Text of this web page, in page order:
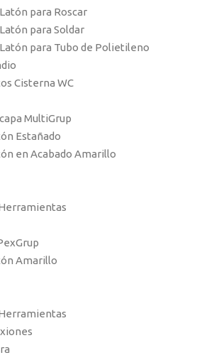
para Roscar
para Soldar
para Tubo de Polietileno
Cisterna WC
MultiGrup
Estañado
en Acabado Amarillo
Amarillo